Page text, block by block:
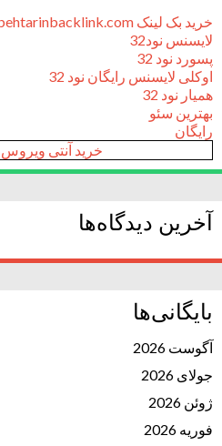
خرید بک لینک behtarinbacklink.com
لایسنس نود32
پسورد نود 32
اوکلی لایسنس رایگان نود 32
همیار نود 32
بهترین سئو
رایگان
خرید آنتی
آخرین دیدگاه‌ها
بایگانی‌ها
آگوست 2026
جولای 2026
ژوئن 2026
فوریه 2026